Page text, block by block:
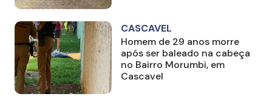
CASCAVEL
Homem de 29 anos morre
após ser baleado na cabeça
no Bairro Morumbi, em
Cascavel